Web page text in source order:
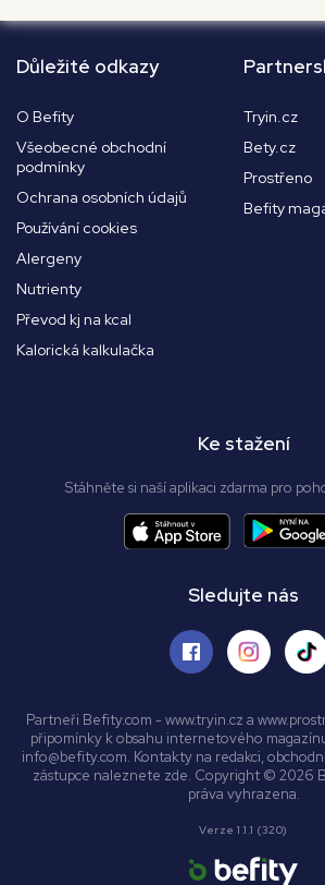
Důležité odkazy
O Befity
Všeobecné obchodní
podmínky
Ochrana osobních údajů
Používání cookies
Alergeny
Nutrienty
Převod kj na kcal
Kalorická kalkulačka
Tryin.cz
Bety.cz
Prostřeno
Befity
Ke stažení
Stáhněte si naší aplikaci zdarma pro
Sledujte nás
Partneři Befity.com - www.tryin.cz a
připomínky k obsahu internetového
info@befity.com. Kontakty na redakci,
zástupce naleznete zde. Copyright © 2026
práva vyhrazena.
Verze 1.1.1 (320)